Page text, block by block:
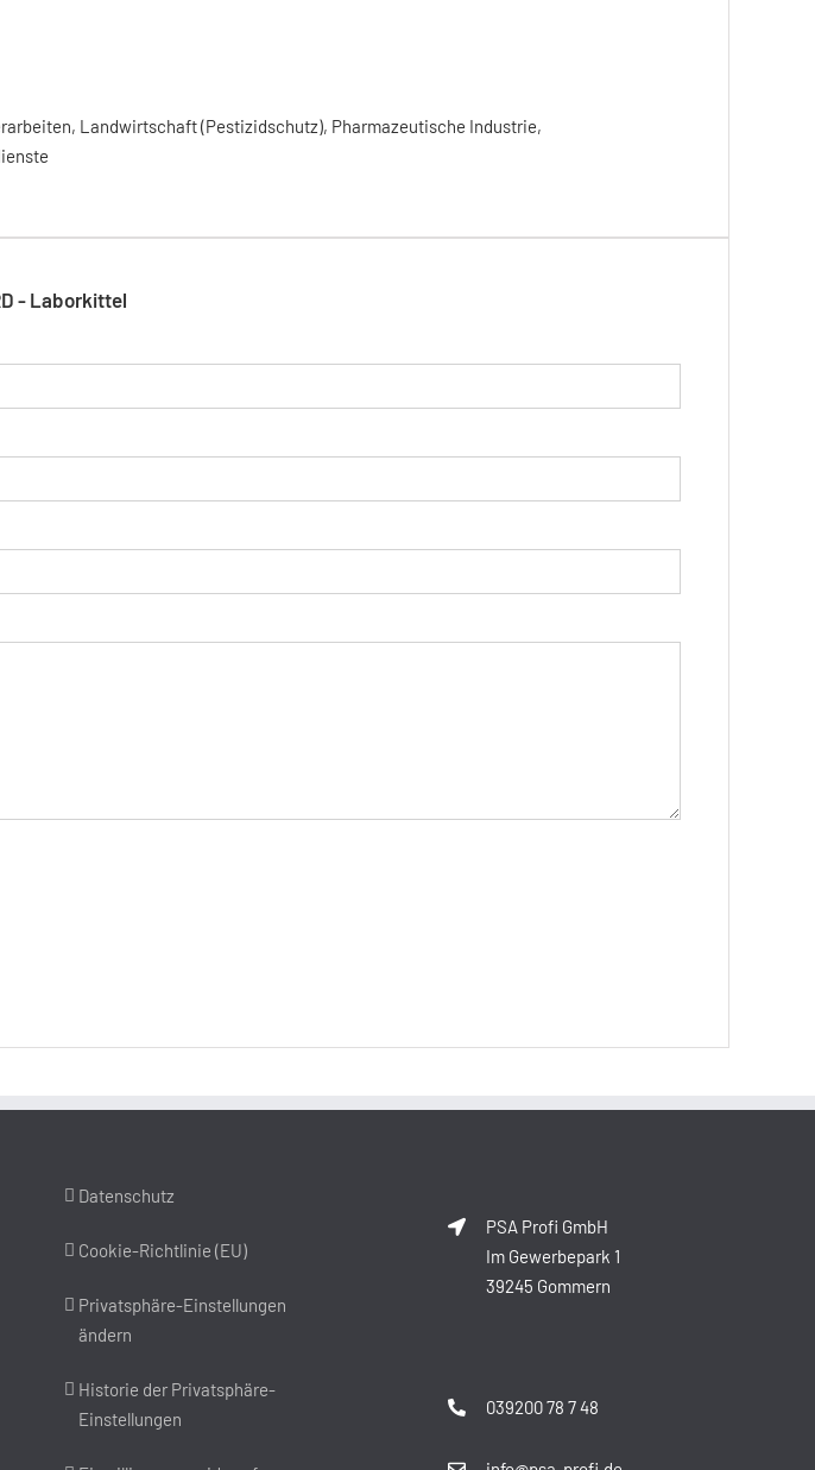
Landwirtschaft (Pestizidschutz), Pharmazeutische Industrie,
- Laborkittel
Datenschutz
Cookie-Richtlinie (EU)
Privatsphäre-Einstellungen
ändern
Historie der Privatsphäre-
Einstellungen
PSA Profi GmbH
Im Gewerbepark 1
39245 Gommern
039200 78 7 48